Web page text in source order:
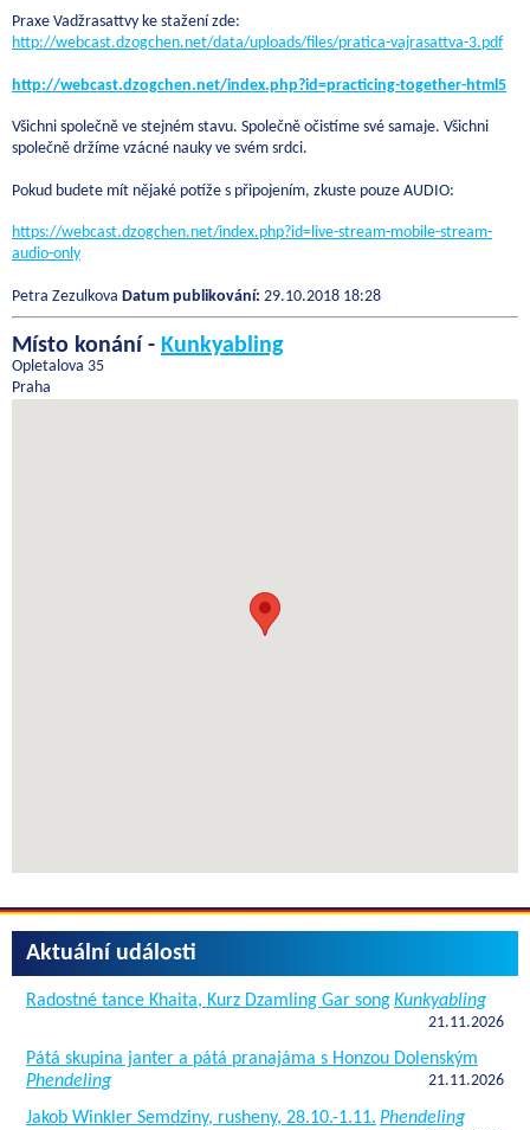
Praxe Vadžrasattvy ke stažení zde:
http://webcast.dzogchen.net/data/uploads/files/pratica-vajrasattva-3.pdf
http://webcast.dzogchen.net/index.php?id=practicing-together-html5
Všichni společně ve stejném stavu. Společně očistíme své samaje. Všichni
společně držíme vzácné nauky ve svém srdci.
Pokud budete mít nějaké potíže s připojením, zkuste pouze AUDIO:
https://webcast.dzogchen.net/index.php?id=live-stream-mobile-stream-
audio-only
Petra Zezulkova Datum publikování: 29.10.2018 18:28
Místo konání - Kunkyabling
Opletalova 35
Praha
Aktuální události
Radostné tance Khaita, Kurz Dzamling Gar songKunkyabling
21.11.2026
Pátá skupina janter a pátá pranajáma s Honzou Dolenským
Phendeling
21.11.2026
Jakob Winkler Semdziny, rusheny, 28.10.-1.11. Phendeling